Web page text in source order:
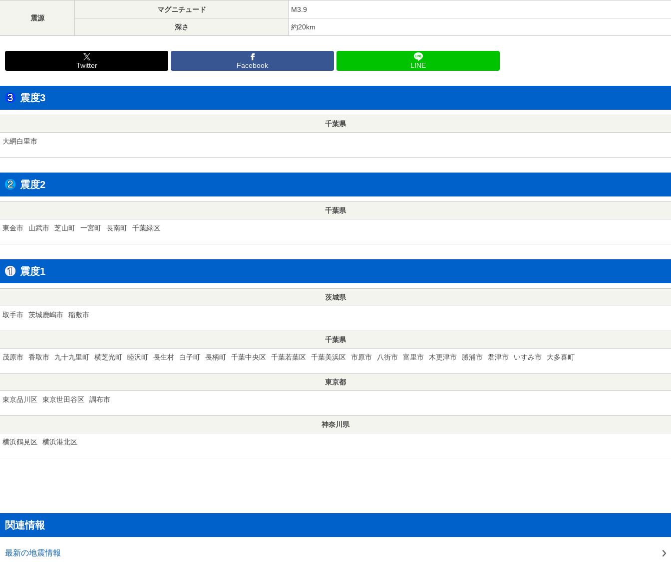
震源
マグニチュード M3.9
深さ 約20km
Twitter Facebook LINE
震度3
千葉県
大網白里市
震度2
千葉県
東金市 山武市 芝山町 一宮町 長南町 千葉緑区
震度1
茨城県
取手市 茨城鹿嶋市 稲敷市
千葉県
茂原市 香取市 九十九里町 横芝光町 睦沢町 長生村 白子町 長柄町 千葉中央区 千葉若葉区 千葉美浜区 市原市 八街市 富里市 木更津市 勝浦市 君津市 いすみ市 大多喜町
東京都
東京品川区 東京世田谷区 調布市
神奈川県
横浜鶴見区 横浜港北区
関連情報
最新の地震情報